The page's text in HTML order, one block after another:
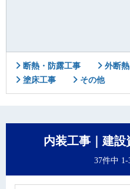
断熱・防露工事 外断
塗床工事
その他
内装工事｜建設
37件中